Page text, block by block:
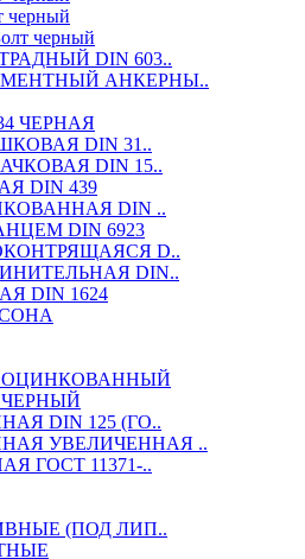
черный
черный
DIN 603..
АНКЕРНЫ..
ЧЕРНАЯ
DIN 31..
DIN 15..
DIN 439
DIN ..
DIN 6923
D..
DIN..
DIN 1624
ОЦИНКОВАННЫЙ
ЧЕРНЫЙ
DIN 125 (ГО..
УВЕЛИЧЕННАЯ ..
ГОСТ 11371-..
(ПОД ЛИП..